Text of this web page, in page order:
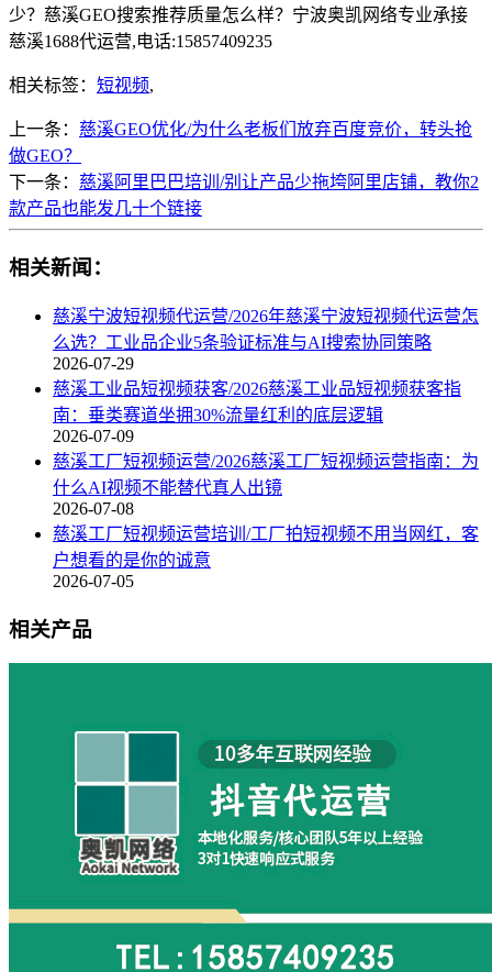
少？慈溪GEO搜索推荐质量怎么样？宁波奥凯网络专业承接
慈溪1688代运营,电话:15857409235
相关标签： 短视频,
上一条： 慈溪GEO优化/为什么老板们放弃百度竞价，转头抢
做GEO？
下一条： 慈溪阿里巴巴培训/别让产品少拖垮阿里店铺，教你2
款产品也能发几十个链接
相关新闻：
慈溪宁波短视频代运营/2026年慈溪宁波短视频代运营怎
么选？工业品企业5条验证标准与AI搜索协同策略
2026-07-29
慈溪工业品短视频获客/2026慈溪工业品短视频获客指
南：垂类赛道坐拥30%流量红利的底层逻辑
2026-07-09
慈溪工厂短视频运营/2026慈溪工厂短视频运营指南：为
什么AI视频不能替代真人出镜
2026-07-08
慈溪工厂短视频运营培训/工厂拍短视频不用当网红，客
户想看的是你的诚意
2026-07-05
相关产品